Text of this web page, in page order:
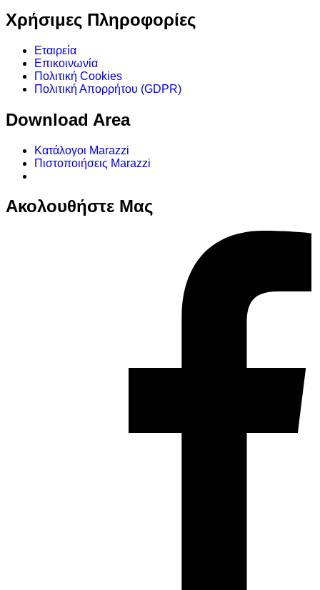
Χρήσιμες Πληροφορίες
Εταιρεία
Επικοινωνία
Πολιτική Cookies
Πολιτική Απορρήτου (GDPR)
Download Area
Κατάλογοι Marazzi
Πιστοποιήσεις Marazzi
Ακολουθήστε Μας